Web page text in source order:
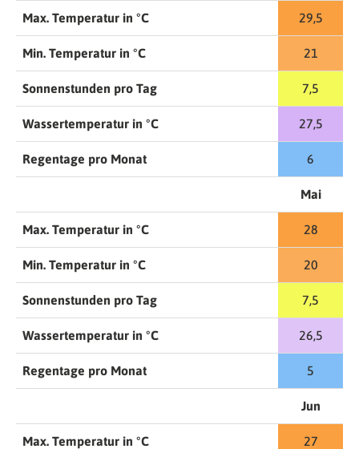
Max. Temperatur in °C 29,5
Min. Temperatur in °C 21
Sonnenstunden pro Tag 7,5
Wassertemperatur in °C 27,5
Regentage pro Monat 6
Mai
Max. Temperatur in °C 28
Min. Temperatur in °C 20
Sonnenstunden pro Tag 7,5
Wassertemperatur in °C 26,5
Regentage pro Monat 5
Jun
Max. Temperatur in °C 27